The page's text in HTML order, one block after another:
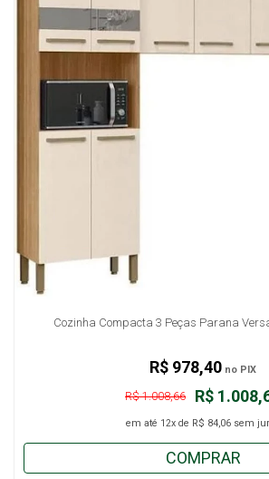
Cozinha Compacta 3 Peças Parana
R$
R$ 1.008,66
em até 12x de R$ 84,06 sem
R$ 978,40 no PIX
COMPRAR